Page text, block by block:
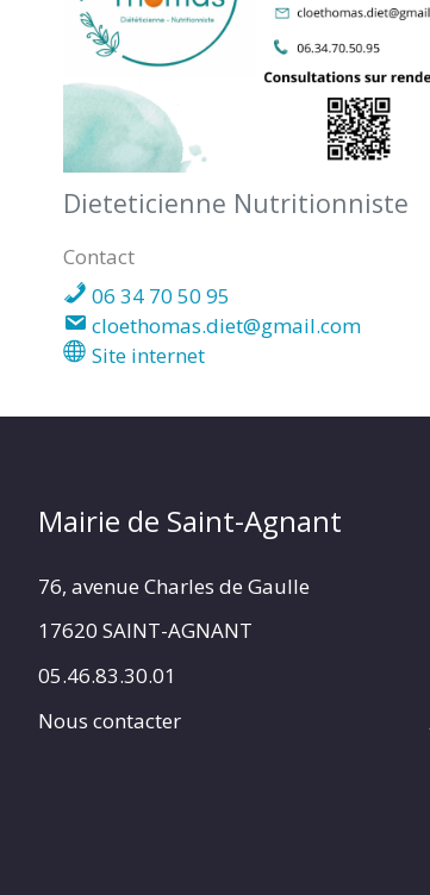
Dieteticienne Nutritionniste
Contact
06 34 70 50 95
cloethomas.diet@gmail.com
Site internet
Mairie de Saint-Agnant
76, avenue Charles de Gaulle
17620 SAINT-AGNANT
05.46.83.30.01
Nous contacter